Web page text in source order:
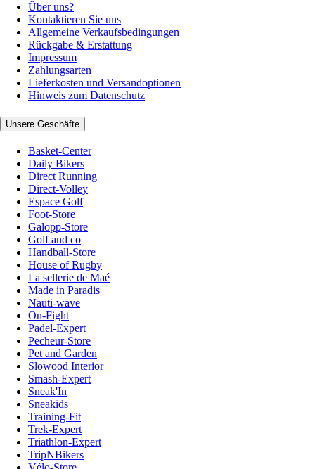
Über uns?
Kontaktieren Sie uns
Allgemeine Verkaufsbedingungen
Rückgabe & Erstattung
Impressum
Zahlungsarten
Lieferkosten und Versandoptionen
Hinweis zum Datenschutz
Unsere Geschäfte
Basket-Center
Daily Bikers
Direct Running
Direct-Volley
Espace Golf
Foot-Store
Galopp-Store
Golf and co
Handball-Store
House of Rugby
La sellerie de Maé
Made in Paradis
Nauti-wave
On-Fight
Padel-Expert
Pecheur-Store
Pet and Garden
Slowood Interior
Smash-Expert
Sneak'In
Sneakids
Training-Fit
Trek-Expert
Triathlon-Expert
TripNBikers